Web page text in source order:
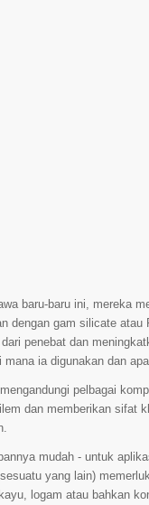
baru-baru ini, mereka
dengan gam silicate
penebat dan
ia digunakan dan
pelbagai
dan memberikan sifat
mudah - untuk
yang lain)
logam atau bahkan